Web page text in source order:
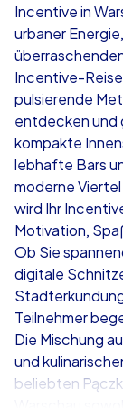
€49,99
iPad Tour
Warschau
1,5-3,0 h
Incentive in
urbaner
Incentive-
pulsierende
entdecken und
kompakte
lebhafte Bars
moderne
wird Ihr
Motivation,
Ob Sie
digitale
Teilnehmer
Die Mischung
und
beliebten